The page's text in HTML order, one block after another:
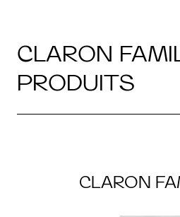
CLARON
PRODUITS
CLARON